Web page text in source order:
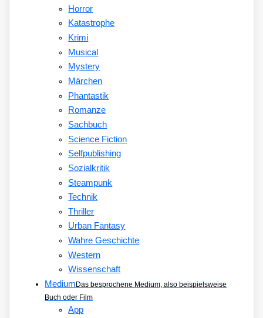
Horror
Katastrophe
Krimi
Musical
Mystery
Märchen
Phantastik
Romanze
Sachbuch
Science Fiction
Selfpublishing
Sozialkritik
Steampunk
Technik
Thriller
Urban Fantasy
Wahre Geschichte
Western
Wissenschaft
Medium Das besprochene Medium, also beispielsweise
Buch oder Film
App